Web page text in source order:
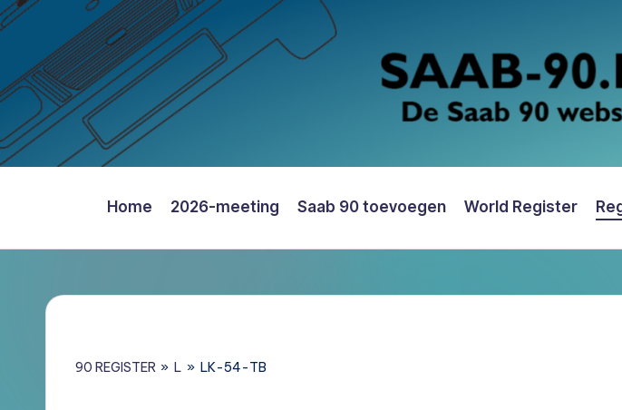
naar
de
inhoud
90
Nederland
Home 2026-meeting Saab 90 toevoegen World Register
90 REGISTER » L » LK-54-TB